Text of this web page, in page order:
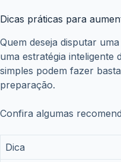
Dicas práticas para
Quem deseja disputar
uma estratégia inteligente
simples podem fazer
preparação.
Confira algumas
Dica